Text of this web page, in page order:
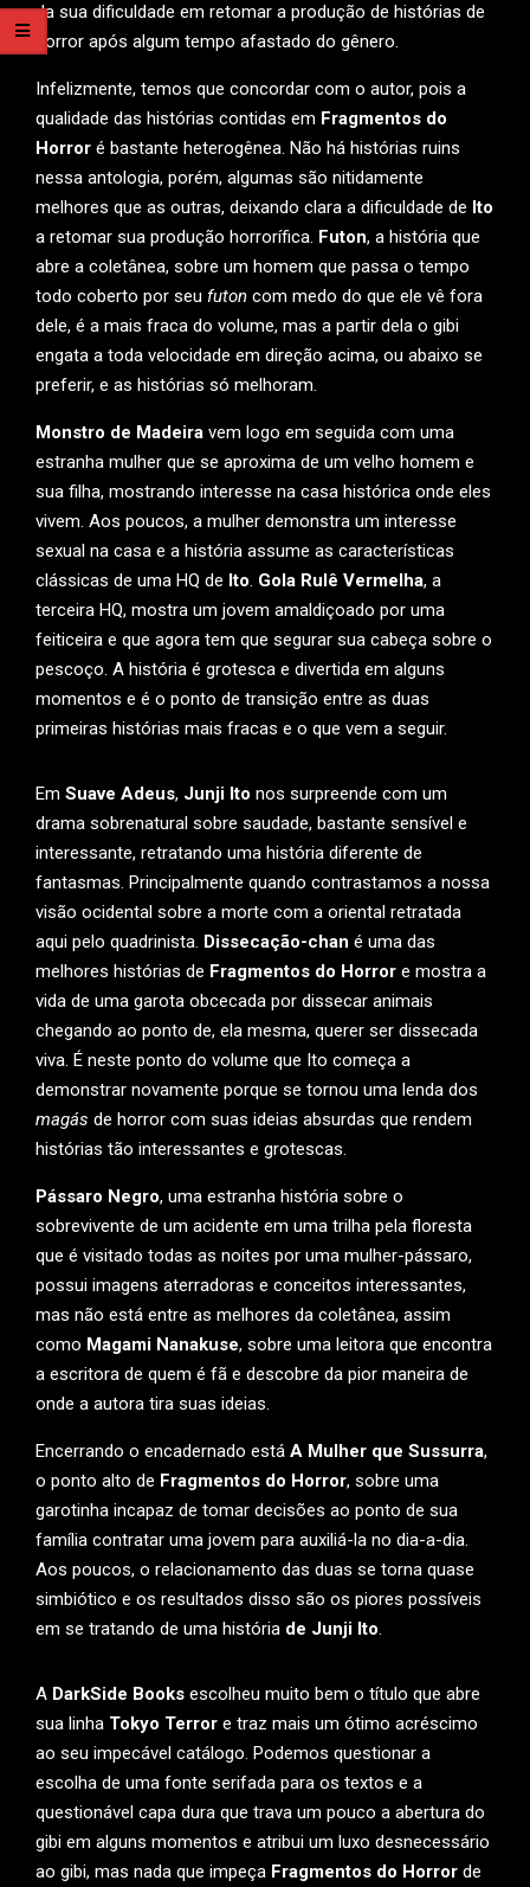
da sua dificuldade em retomar a produção de histórias de
horror após algum tempo afastado do gênero.
Infelizmente, temos que concordar com o autor, pois a
qualidade das histórias contidas em Fragmentos do
Horror é bastante heterogênea. Não há histórias ruins
nessa antologia, porém, algumas são nitidamente
melhores que as outras, deixando clara a dificuldade de Ito
a retomar sua produção horrorífica. Futon, a história que
abre a coletânea, sobre um homem que passa o tempo
todo coberto por seu futon com medo do que ele vê fora
dele, é a mais fraca do volume, mas a partir dela o gibi
engata a toda velocidade em direção acima, ou abaixo se
preferir, e as histórias só melhoram.
Monstro de Madeira vem logo em seguida com uma
estranha mulher que se aproxima de um velho homem e
sua filha, mostrando interesse na casa histórica onde eles
vivem. Aos poucos, a mulher demonstra um interesse
sexual na casa e a história assume as características
clássicas de uma HQ de Ito. Gola Rulê Vermelha, a
terceira HQ, mostra um jovem amaldiçoado por uma
feiticeira e que agora tem que segurar sua cabeça sobre o
pescoço. A história é grotesca e divertida em alguns
momentos e é o ponto de transição entre as duas
primeiras histórias mais fracas e o que vem a seguir.
Em Suave Adeus, Junji Ito nos surpreende com um
drama sobrenatural sobre saudade, bastante sensível e
interessante, retratando uma história diferente de
fantasmas. Principalmente quando contrastamos a nossa
visão ocidental sobre a morte com a oriental retratada
aqui pelo quadrinista. Dissecação-chan é uma das
melhores histórias de Fragmentos do Horror e mostra a
vida de uma garota obcecada por dissecar animais
chegando ao ponto de, ela mesma, querer ser dissecada
viva. É neste ponto do volume que Ito começa a
demonstrar novamente porque se tornou uma lenda dos
magás de horror com suas ideias absurdas que rendem
histórias tão interessantes e grotescas.
Pássaro Negro, uma estranha história sobre o
sobrevivente de um acidente em uma trilha pela floresta
que é visitado todas as noites por uma mulher-pássaro,
possui imagens aterradoras e conceitos interessantes,
mas não está entre as melhores da coletânea, assim
como Magami Nanakuse, sobre uma leitora que encontra
a escritora de quem é fã e descobre da pior maneira de
onde a autora tira suas ideias.
Encerrando o encadernado está A Mulher que Sussurra,
o ponto alto de Fragmentos do Horror, sobre uma
garotinha incapaz de tomar decisões ao ponto de sua
família contratar uma jovem para auxiliá-la no dia-a-dia.
Aos poucos, o relacionamento das duas se torna quase
simbiótico e os resultados disso são os piores possíveis
em se tratando de uma história de Junji Ito.
A DarkSide Books escolheu muito bem o título que abre
sua linha Tokyo Terror e traz mais um ótimo acréscimo
ao seu impecável catálogo. Podemos questionar a
escolha de uma fonte serifada para os textos e a
questionável capa dura que trava um pouco a abertura do
gibi em alguns momentos e atribui um luxo desnecessário
ao gibi, mas nada que impeça Fragmentos do Horror de